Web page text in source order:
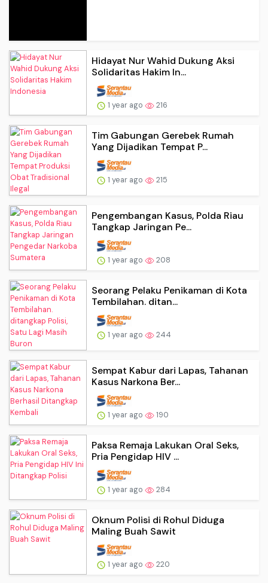
Hidayat Nur Wahid Dukung Aksi
Solidaritas Hakim In...
1 year ago 216
Tim Gabungan Gerebek Rumah
Yang Dijadikan Tempat P...
1 year ago 215
Pengembangan Kasus, Polda Riau
Tangkap Jaringan Pe...
1 year ago 208
Seorang Pelaku Penikaman di Kota
Tembilahan. ditan...
1 year ago 244
Sempat Kabur dari Lapas, Tahanan
Kasus Narkona Ber...
1 year ago 190
Paksa Remaja Lakukan Oral Seks,
Pria Pengidap HIV ...
1 year ago 284
Oknum Polisi di Rohul Diduga
Maling Buah Sawit
1 year ago 220